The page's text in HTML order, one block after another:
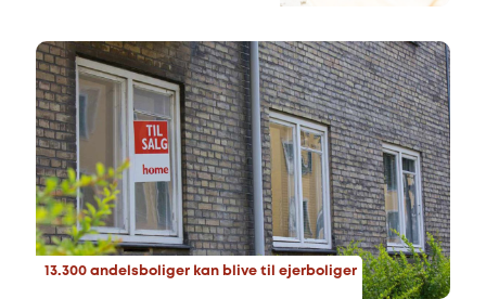
13.300 andelsboliger kan blive til ejerboliger